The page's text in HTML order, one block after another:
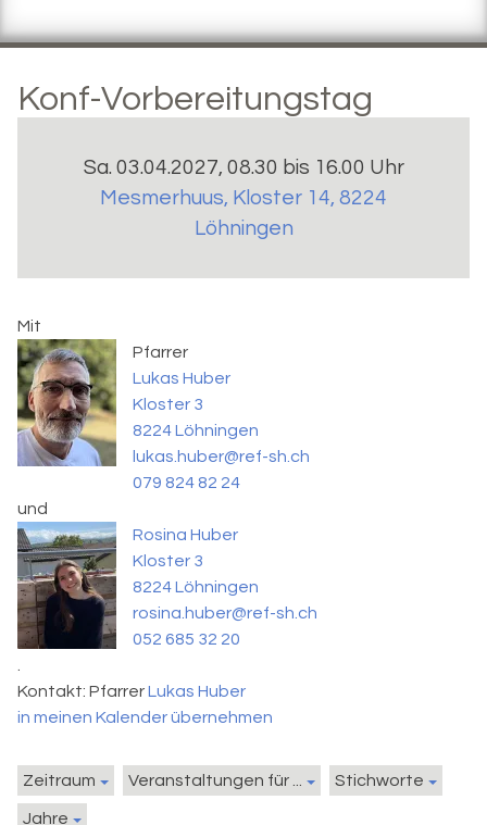
Konf-Vorbereitungstag
Sa. 03.04.2027, 08.30 bis 16.00 Uhr
Mesmerhuus, Kloster 14, 8224
Löhningen
Mit
Pfarrer
Lukas Huber
Kloster 3
8224 Löhningen
lukas.huber@ref-sh.ch
079 824 82 24
und
Rosina Huber
Kloster 3
8224 Löhningen
rosina.huber@ref-sh.ch
052 685 32 20
Kontakt: PfarrerLukas Huber
in meinen Kalender übernehmen
Zeitraum Veranstaltungen für ... Stichworte
Jahre